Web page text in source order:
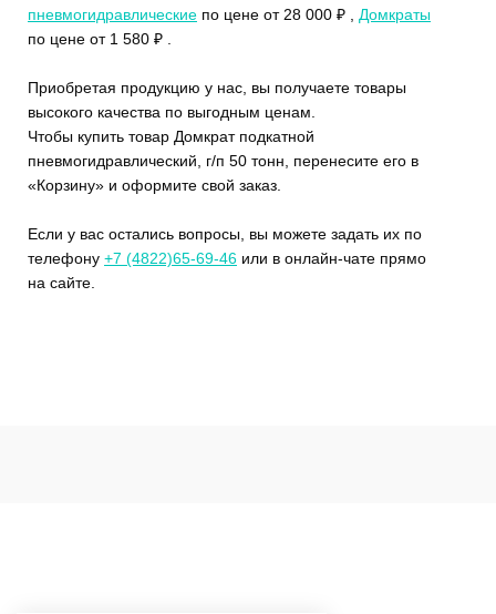
пневмогидравлические по цене от 28 000 ₽ , Домкраты
по цене от 1 580 ₽ .
Приобретая продукцию у нас, вы получаете товары
высокого качества по выгодным ценам.
Чтобы купить товар Домкрат подкатной
пневмогидравлический, г/п 50 тонн, перенесите его в
«Корзину» и оформите свой заказ.
Если у вас остались вопросы, вы можете задать их по
телефону +7 (4822)65-69-46 или в онлайн-чате прямо
на сайте.